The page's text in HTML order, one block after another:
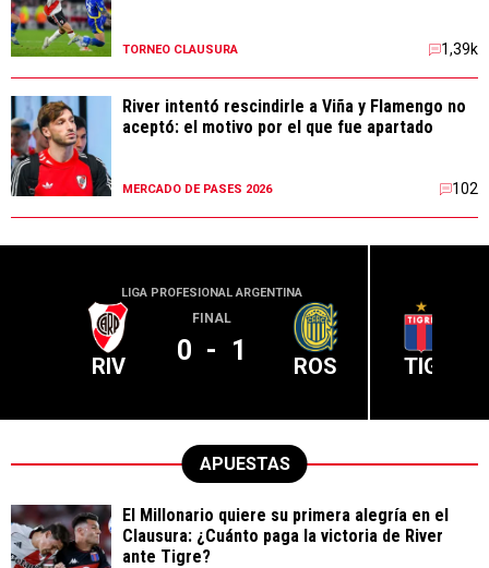
TORNEO CLAUSURA 1,39k
River intentó rescindirle a Viña y Flamengo no
aceptó: el motivo por el que fue apartado
MERCADO DE PASES 2026 102
LIGA PROFESIONAL ARGENTINA
RIV
FINAL
0 - 1 ROS TIG
APUESTAS
El Millonario quiere su primera alegría en el
Clausura: ¿Cuánto paga la victoria de River
ante Tigre?